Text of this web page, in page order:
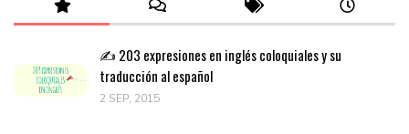
✍️ 203 expresiones en inglés coloquiales y su
traducción al español
2 SEP, 2015